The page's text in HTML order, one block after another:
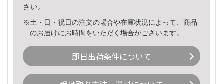
さい。
※土・日・祝日の注文の場合や在庫状況によって、商品
のお届けにお時間をいただく場合がございます。
即日出荷条件について